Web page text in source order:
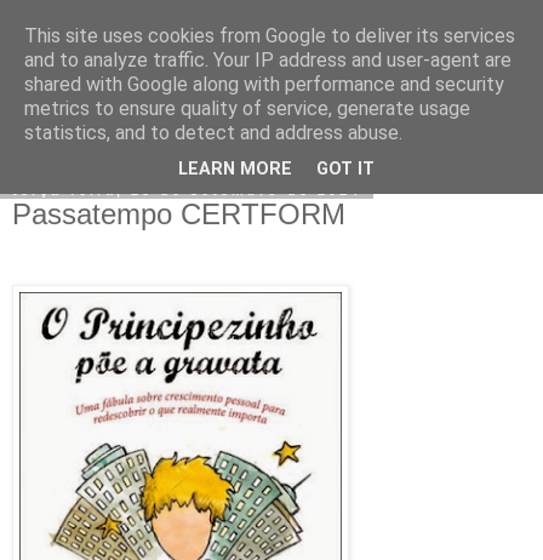
CERTFORM
Passatempo CERTFORM
This site uses cookies from Google to deliver its services
and to analyze traffic. Your IP address and user-agent are
shared with Google along with performance and security
metrics to ensure quality of service, generate usage
statistics, and to detect and address abuse.
LEARN MORE GOT IT